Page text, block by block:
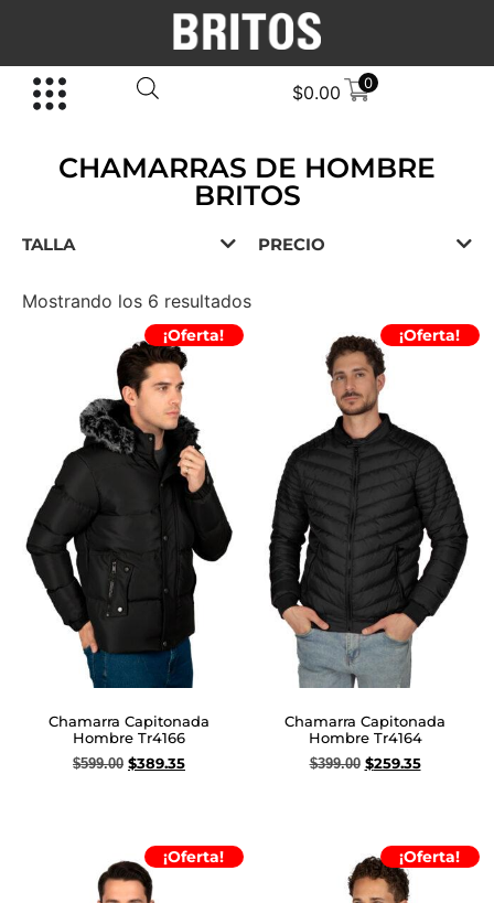
$0.00 0
CHAMARRAS DE HOMBRE
BRITOS
TALLA PRECIO
Mostrando los 6 resultados
¡Oferta!
Chamarra Capitonada
Hombre Tr4166
$599.00 $389.35
¡Oferta!
Chamarra Capitonada
Hombre Tr4164
$399.00 $259.35
¡Oferta! ¡Oferta!